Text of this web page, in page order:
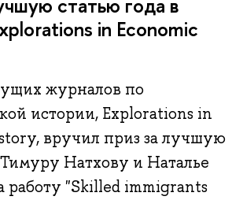
in Economic
журналов по
истории, Explorations in
вручил приз за лучшую
Натхову и Наталье
работу "Skilled immigrants